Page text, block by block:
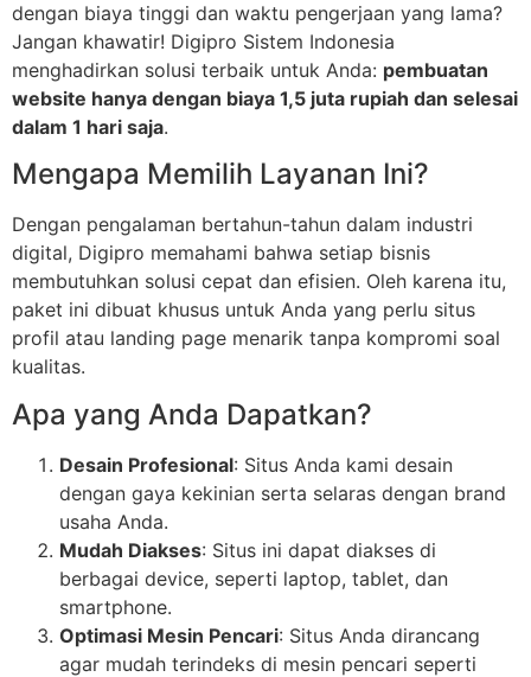
dengan biaya tinggi dan waktu pengerjaan yang lama?
Jangan khawatir! Digipro Sistem Indonesia
menghadirkan solusi terbaik untuk Anda: pembuatan
website hanya dengan biaya 1,5 juta rupiah dan selesai
dalam 1 hari saja.
Mengapa Memilih Layanan Ini?
Dengan pengalaman bertahun-tahun dalam industri
digital, Digipro memahami bahwa setiap bisnis
membutuhkan solusi cepat dan efisien. Oleh karena itu,
paket ini dibuat khusus untuk Anda yang perlu situs
profil atau landing page menarik tanpa kompromi soal
kualitas.
Apa yang Anda Dapatkan?
Desain Profesional: Situs Anda kami desain
dengan gaya kekinian serta selaras dengan brand
usaha Anda.
Mudah Diakses: Situs ini dapat diakses di
berbagai device, seperti laptop, tablet, dan
smartphone.
Optimasi Mesin Pencari: Situs Anda dirancang
agar mudah terindeks di mesin pencari seperti